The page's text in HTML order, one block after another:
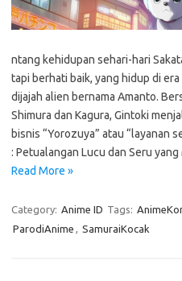
ntang kehidupan sehari-hari
tapi berhati baik, yang hidup di
dijajah alien bernama Amanto.
Shimura dan Kagura, Gintoki
bisnis “Yorozuya” atau “layanan
: Petualangan Lucu dan Seru
Read More »
Category: Anime ID Tags:
ParodiAnime , SamuraiKocak